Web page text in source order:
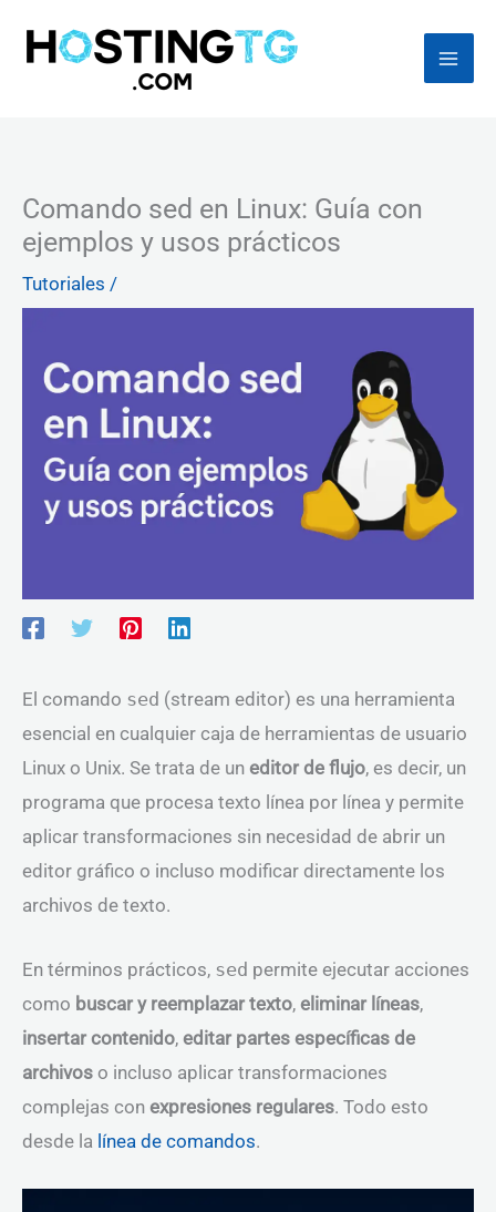
Comando sed en Linux: Guía con
ejemplos y usos prácticos
Tutoriales /
El comando sed (stream editor) es una herramienta
esencial en cualquier caja de herramientas de usuario
Linux o Unix. Se trata de un editor de flujo, es decir, un
programa que procesa texto línea por línea y permite
aplicar transformaciones sin necesidad de abrir un
editor gráfico o incluso modificar directamente los
archivos de texto.
En términos prácticos, sed permite ejecutar acciones
como buscar y reemplazar texto, eliminar líneas,
insertar contenido, editar partes específicas de
archivos o incluso aplicar transformaciones
complejas con expresiones regulares. Todo esto
desde la línea de comandos.